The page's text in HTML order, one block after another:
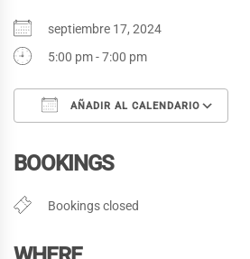
septiembre 17, 2024
5:00 pm - 7:00 pm
AÑADIR AL CALENDARIO
BOOKINGS
Bookings closed